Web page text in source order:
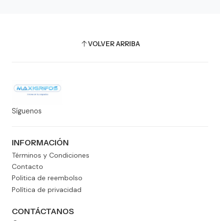
VOLVER ARRIBA
Síguenos
INFORMACIÓN
Términos y Condiciones
Contacto
Politica de reembolso
Política de privacidad
CONTÁCTANOS